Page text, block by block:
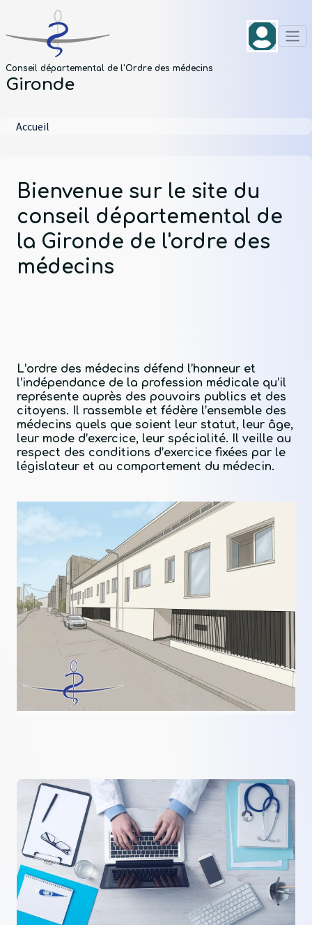
Aller au contenu principal
Conseil départemental de l'Ordre des médecins
Gironde
Fil d'Ariane
Accueil
Bienvenue sur le site du
conseil départemental de
la Gironde de l'ordre des
médecins
L’ordre des médecins défend l’honneur et
l’indépendance de la profession médicale qu’il
représente auprès des pouvoirs publics et des
citoyens. Il rassemble et fédère l’ensemble des
médecins quels que soient leur statut, leur âge,
leur mode d’exercice, leur spécialité. Il veille au
respect des conditions d’exercice fixées par le
législateur et au comportement du médecin.
Panneau de gestion des cookies